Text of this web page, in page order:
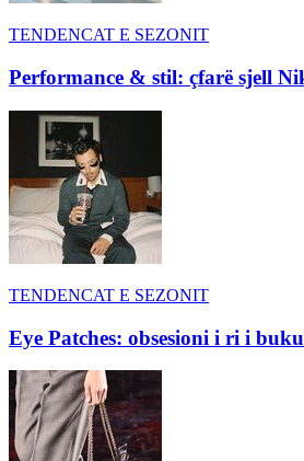
TENDENCAT E SEZONIT
Performance & stil: çfarë sjell
TENDENCAT E SEZONIT
Eye Patches: obsesioni i ri i